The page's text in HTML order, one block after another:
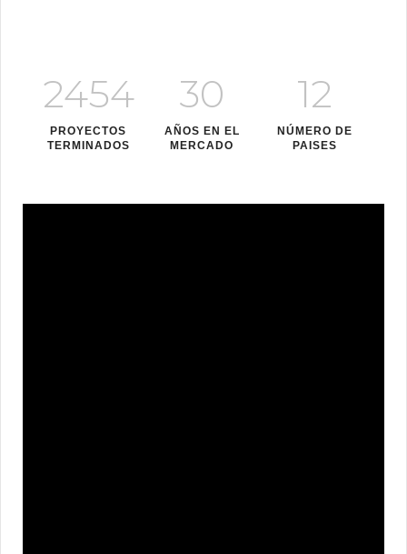
2454
PROYECTOS
TERMINADOS
30
AÑOS EN EL
MERCADO
12
NÚMERO DE
PAISES